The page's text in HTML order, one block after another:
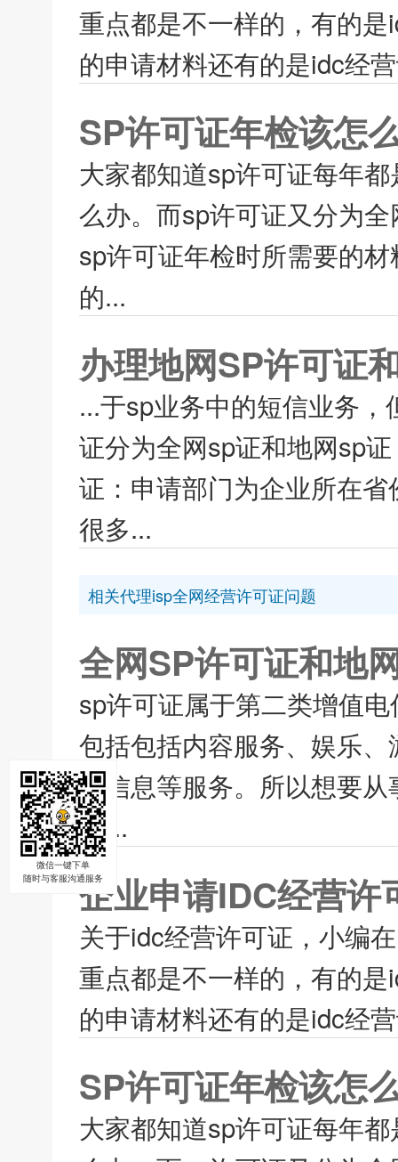
重点都是不一样的，有的
的申请材料还有的是idc经
SP许可证年检该怎
大家都知道sp许可证每年
么办。而sp许可证又分为
sp许可证年检时所需要的
的...
办理地网SP许可证
...于sp业务中的短信业务
证分为全网sp证和地网sp
证：申请部门为企业所在
很多...
相关代理isp全网经营许可证问题
全网SP许可证和地
sp许可证属于第二类增值
包括包括内容服务、娱乐
位信息等服务。所以想要
sp...
企业申请IDC经营许
关于idc经营许可证，小编
重点都是不一样的，有的
的申请材料还有的是idc经
SP许可证年检该怎
大家都知道sp许可证每年
微信一键下单
随时与客服沟通服务